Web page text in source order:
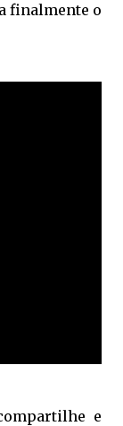
finalmente o
e